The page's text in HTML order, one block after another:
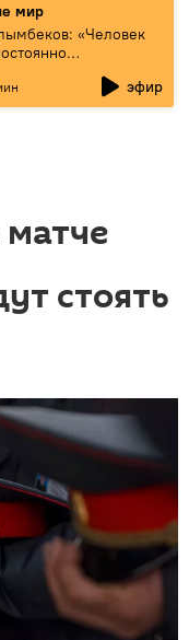
мир
«Человек
эфир
стоять